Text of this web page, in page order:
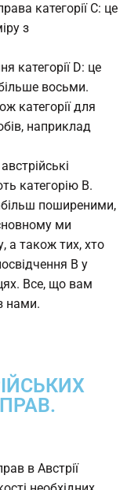
категорії C: це
з
категорії D: це
восьми.
категорії для
наприклад
категорію B.
поширеними,
ми
а також тих, хто
B у
Все, що вам
нами.
в Австрії